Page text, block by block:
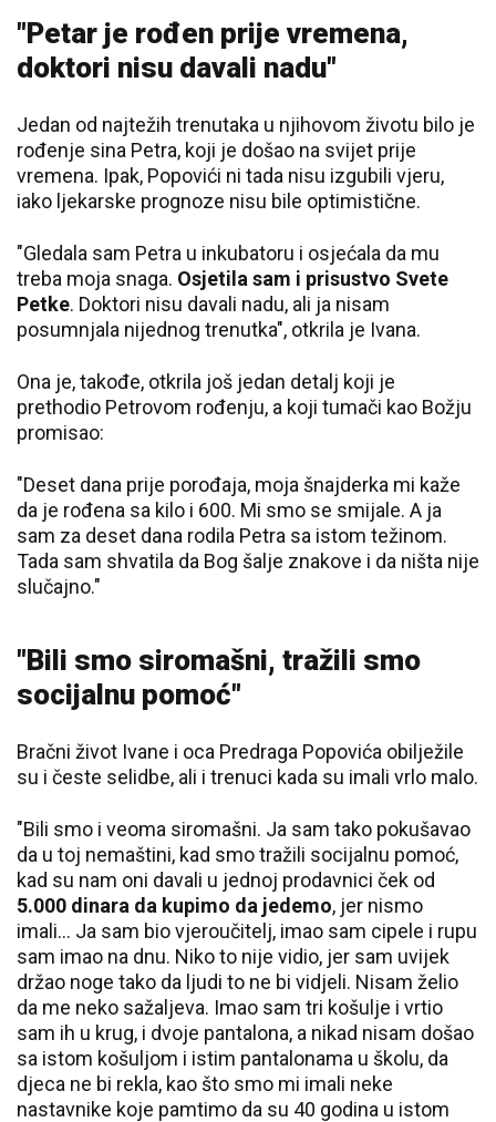
"Petar je rođen prije vremena,
doktori nisu davali nadu"
Jedan od najtežih trenutaka u njihovom životu bilo je
rođenje sina Petra, koji je došao na svijet prije
vremena. Ipak, Popovići ni tada nisu izgubili vjeru,
iako ljekarske prognoze nisu bile optimistične.
"Gledala sam Petra u inkubatoru i osjećala da mu
treba moja snaga. Osjetila sam i prisustvo Svete
Petke. Doktori nisu davali nadu, ali ja nisam
posumnjala nijednog trenutka", otkrila je Ivana.
Ona je, takođe, otkrila još jedan detalj koji je
prethodio Petrovom rođenju, a koji tumači kao Božju
promisao:
"Deset dana prije porođaja, moja šnajderka mi kaže
da je rođena sa kilo i 600. Mi smo se smijale. A ja
sam za deset dana rodila Petra sa istom težinom.
Tada sam shvatila da Bog šalje znakove i da ništa nije
slučajno."
"Bili smo siromašni, tražili smo
socijalnu pomoć"
Bračni život Ivane i oca Predraga Popovića obilježile
su i česte selidbe, ali i trenuci kada su imali vrlo malo.
"Bili smo i veoma siromašni. Ja sam tako pokušavao
da u toj nemaštini, kad smo tražili socijalnu pomoć,
kad su nam oni davali u jednoj prodavnici ček od
5.000 dinara da kupimo da jedemo, jer nismo
imali… Ja sam bio vjeroučitelj, imao sam cipele i rupu
sam imao na dnu. Niko to nije vidio, jer sam uvijek
držao noge tako da ljudi to ne bi vidjeli. Nisam želio
da me neko sažaljeva. Imao sam tri košulje i vrtio
sam ih u krug, i dvoje pantalona, a nikad nisam došao
sa istom košuljom i istim pantalonama u školu, da
djeca ne bi rekla, kao što smo mi imali neke
nastavnike koje pamtimo da su 40 godina u istom